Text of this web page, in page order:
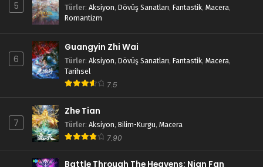
5 Türler: Aksiyon, Dövüş Sanatları, Fantastik, Macera,
Romantizm
6
Guangyin Zhi Wai
Türler: Aksiyon, Dövüş Sanatları, Fantastik, Macera,
Tarihsel
7.5
7
Zhe Tian
Türler: Aksiyon, Bilim-Kurgu, Macera
7.90
Battle Through The Heavens: Nian Fan